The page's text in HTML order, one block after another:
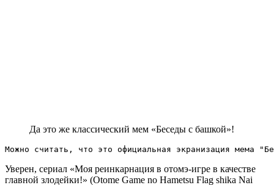
Да это же классический мем «Беседы с башкой»!
Можно считать, что это официальная экранизация мема
Уверен, сериал «Моя реинкарнация в отомэ-игре в качестве
главной злодейки!» (Otome Game no Hametsu Flag shika Nai